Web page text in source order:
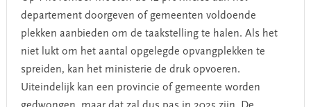
departement doorgeven of gemeenten voldoende
plekken aanbieden om de taakstelling te halen. Als het
niet lukt om het aantal opgelegde opvangplekken te
spreiden, kan het ministerie de druk opvoeren.
Uiteindelijk kan een provincie of gemeente worden